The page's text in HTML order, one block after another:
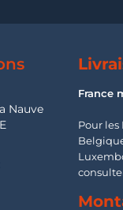
Nauve
France
Pour les